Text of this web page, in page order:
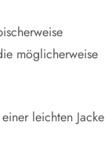
möglicherweise
leichten Jacke